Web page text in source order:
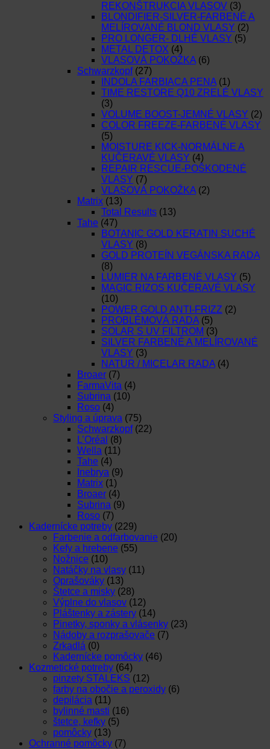
REKONŠTRUKCIA VLASOV (3)
BLONDIFIER-SILVER-FARBENÉ A
MELÍROVANÉ BLOND VLASY (2)
PRO LONGER- DLHÉ VLASY (5)
METAL DETOX (4)
VLASOVÁ POKOŽKA (6)
Schwarzkopf (27)
INDOLA FARBIACA PENA (1)
TIME RESTORE Q10 ZRELÉ VLASY
(3)
VOLUME BOOST-JEMNÉ VLASY (2)
COLOR FREEZE-FARBENÉ VLASY
(5)
MOISTURE KICK-NORMÁLNE A
KUČERAVÉ VLASY (4)
REPAIR RESCUE-POŠKODENÉ
VLASY (7)
VLASOVÁ POKOŽKA (2)
Matrix (13)
Total Results (13)
Tahe (47)
BOTANIC GOLD KERATIN SUCHÉ
VLASY (8)
GOLD PROTEÍN VEGÁNSKA RADA
(8)
LUMIER NA FARBENÉ VLASY (5)
MAGIC RIZOS KUČERAVÉ VLASY
(10)
POWER GOLD ANTI-FRIZZ (2)
PROBLÉMOVÁ RADA (5)
SOLAR S UV FILTROM (3)
SILVER FARBENÉ A MELÍROVANÉ
VLASY (3)
NATUR / MICELAR RADA (4)
Broaer (7)
FarmaVita (4)
Subrina (10)
Roso (4)
Styling a úprava (75)
Schwarzkopf (22)
L’Oréal (8)
Wella (11)
Tahe (4)
Inebrya (9)
Matrix (1)
Broaer (4)
Subrina (9)
Roso (7)
Kadernícke potreby (229)
Farbenie a odfarbovanie (20)
Kefy a hrebene (55)
Nožnice (10)
Natáčky na vlasy (11)
Oprašováky (13)
Štetce a misky (28)
Výplne do vlasov (12)
Pláštenky a zástery (14)
Pinetky, sponky a vlásenky (23)
Nádoby a rozprašovače (7)
Zrkadlá (0)
Kadernícke pomôcky (46)
Kozmetické potreby (64)
pinzety STALEKS (12)
farby na obočie a peroxidy (6)
depilácia (11)
bylinné masti (16)
štetce, kefky (5)
pomôcky (13)
Ochranné pomôcky (7)